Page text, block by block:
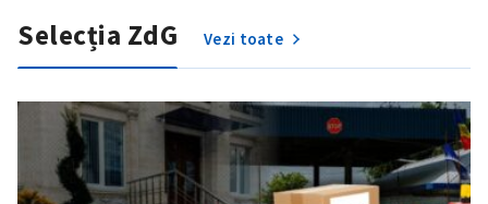
Selecția ZdG Vezi toate